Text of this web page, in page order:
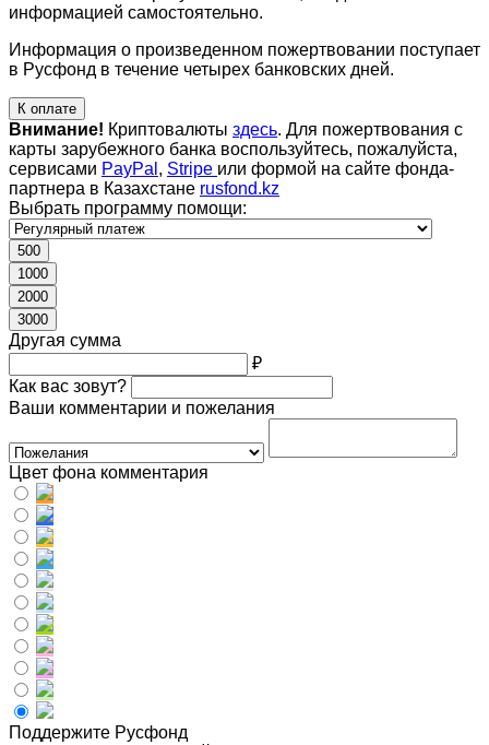
информацией самостоятельно.
Информация о произведенном пожертвовании поступает
в Русфонд в течение четырех банковских дней.
К оплате
Внимание! Криптовалюты здесь. Для пожертвования с
карты зарубежного банка воспользуйтесь, пожалуйста,
сервисами PayPal , Stripe или формой на сайте фонда-
партнера в Казахстане rusfond.kz
Выбрать программу помощи:
500
1000
2000
3000
Другая сумма
₽
Как вас зовут?
Ваши комментарии и пожелания
Цвет фона комментария
Поддержите Русфонд